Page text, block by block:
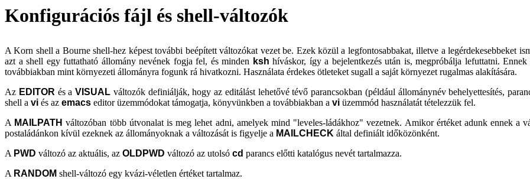
Konfigurációs fájl és shell-változók
A Korn shell a Bourne shell-hez képest további beépített változókat vezet be. Ezek közül a legfontosabbakat, illetve a legérdekesebbeket
azt a shell egy futtatható állomány nevének fogja fel, és minden ksh híváskor, így a bejelentkezés után is, megpróbálja lefuttatni.
továbbiakban mint környezeti állományra fogunk rá hivatkozni. Használata érdekes ötleteket sugall a saját környezet rugalmas alakítására.
Az EDITOR és aVISUAL változók definiálják, hogy az editálást lehetővé tévő parancsokban (például állománynév behelyettesítés,
shell a vi és az emacs editor üzemmódokat támogatja, könyvünkben a továbbiakban a vi üzemmód használatát tételezzük fel.
A MAILPATH változóban több útvonalat is meg lehet adni, amelyek mind "leveles-ládákhoz" vezetnek. Amikor értéket adunk ennek a
postaládánkon kívül ezeknek az állományoknak a változását is figyelje a MAILCHECK által definiált időközönként.
A PWD változó az aktuális, az OLDPWD változó az utolsó cd parancs előtti katalógus nevét tartalmazza.
A RANDOM shell-változó egy kvázi-véletlen értéket tartalmaz.